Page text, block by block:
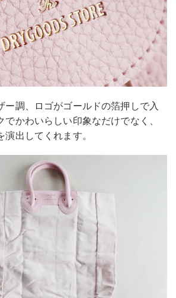
ー調、ロゴがゴールドの箔押しで入
でかわいらしい印象なだけでなく、
出してくれます。